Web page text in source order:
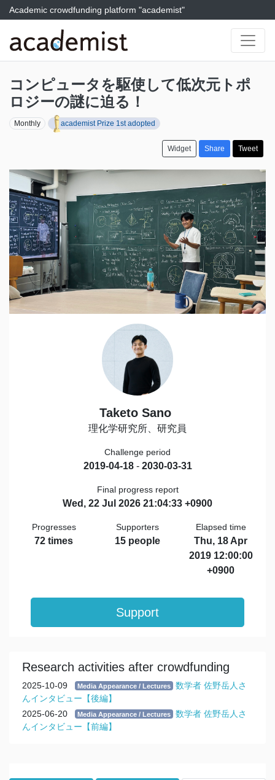
Academic crowdfunding platform "academist"
コンピュータを駆使して低次元トポ
ロジーの謎に迫る！
Monthly academist Prize 1st adopted
Widget Share Tweet
Taketo Sano
理化学研究所、研究員
Challenge period
2019-04-18- 2030-03-31
Final progress report
Wed, 22 Jul 2026 21:04:33 +0900
Progresses
72 times
Supporters
15 people
Elapsed time
Thu, 18 Apr
2019 12:00:00
+0900
Support
Research activities after crowdfunding
2025-10-09 Media Appearance / Lectures
数学者 佐野岳人さ
んインタビュー【後編】
2025-06-20
Media Appearance / Lectures
数学者 佐野岳人さ
んインタビュー【前編】